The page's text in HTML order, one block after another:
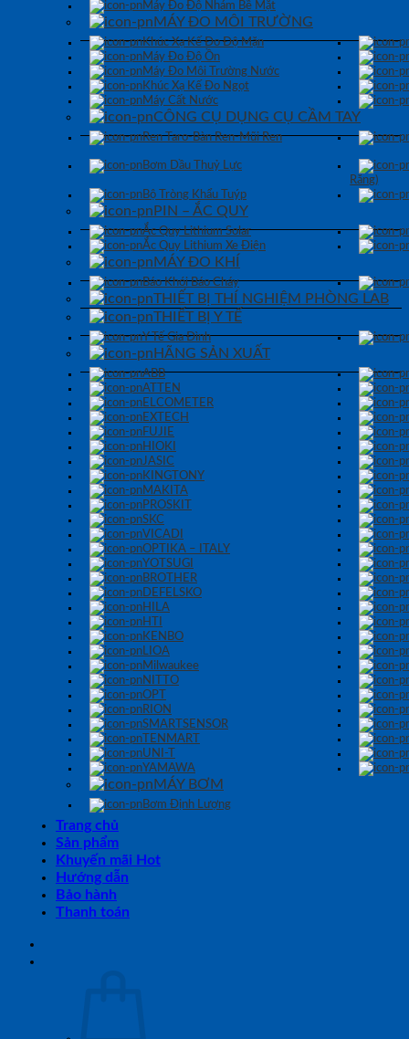
Máy Đo Độ Nhám Bề Mặt
MÁY ĐO MÔI TRƯỜNG
Khúc Xạ Kế Đo Độ Mặn
Máy Đo Độ Ồn
Máy Đo Môi Trường Nước
Khúc Xạ Kế Đo Ngọt
Máy Cất Nước
CÔNG CỤ DỤNG CỤ CẦM TAY
Ren Taro-Bàn Ren-Mũi Ren
Bơm Dầu Thuỷ Lực
Răng)
Bộ Tròng Khẩu Tuýp
PIN – ẮC QUY
Ắc Quy Lithium Solar
Ắc Quy Lithium Xe Điện
MÁY ĐO KHÍ
Báo Khói Báo Cháy
THIẾT BỊ THÍ NGHIỆM PHÒNG LAB
THIẾT BỊ Y TẾ
Y Tế Gia Đình
HÃNG SẢN XUẤT
ABB
ATTEN
ELCOMETER
EXTECH
FUJIE
HIOKI
JASIC
KINGTONY
MAKITA
PROSKIT
SKC
VICADI
OPTIKA – ITALY
YOTSUGI
BROTHER
DEFELSKO
HILA
HTI
KENBO
LIOA
Milwaukee
NITTO
OPT
RION
SMARTSENSOR
TENMART
UNI-T
YAMAWA
MÁY BƠM
Bơm Định Lượng
Trang chủ
Sản phẩm
Khuyến mãi Hot
Hướng dẫn
Bảo hành
Thanh toán